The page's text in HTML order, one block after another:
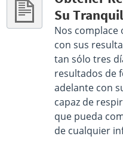
Su
Nos complace
con sus
tan sólo tres
resultados de
adelante con
capaz de
que pueda
de cualquier